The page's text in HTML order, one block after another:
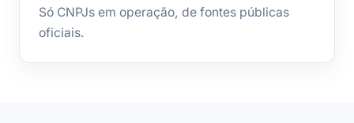
Só CNPJs em operação, de fontes públicas
oficiais.